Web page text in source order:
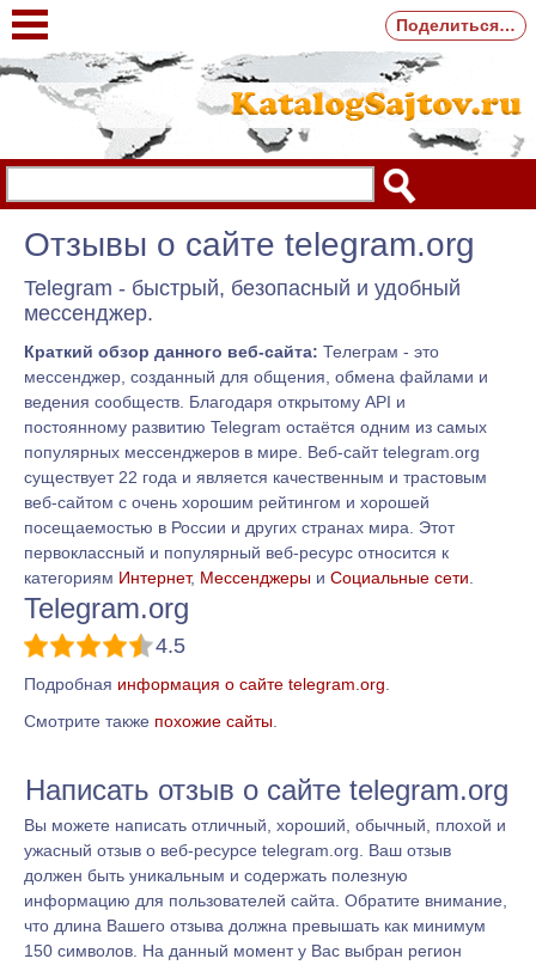
Отзывы о сайте telegram.org
Telegram - быстрый, безопасный и удобный
мессенджер.
Краткий обзор данного веб-сайта: Телеграм - это
мессенджер, созданный для общения, обмена файлами и
ведения сообществ. Благодаря открытому API и
постоянному развитию Telegram остаётся одним из самых
популярных мессенджеров в мире. Веб-сайт telegram.org
существует 22 года и является качественным и трастовым
веб-сайтом с очень хорошим рейтингом и хорошей
посещаемостью в России и других странах мира. Этот
первоклассный и популярный веб-ресурс относится к
категориям Интернет, Мессенджеры и Социальные сети
Telegram.org
4.5
Подробная информация о сайте telegram.org
Смотрите также похожие сайты.
Написать отзыв о сайте telegram.org
Вы можете написать отличный, хороший, обычный, плохой и
ужасный отзыв о веб-ресурсе telegram.org. Ваш отзыв
должен быть уникальным и содержать полезную
информацию для пользователей сайта. Обратите внимание,
что длина Вашего отзыва должна превышать как минимум
150 символов. На данный момент у Вас выбран регион
Поделиться…